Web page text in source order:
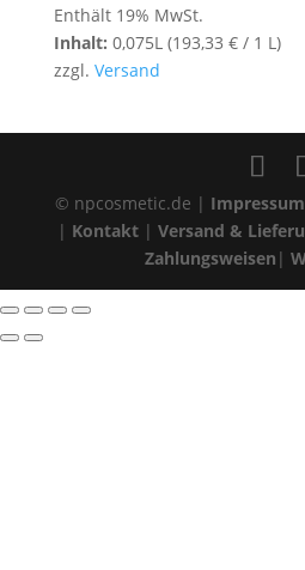
Enthält 19% MwSt.
Inhalt: 0,075L (193,33 €/ 1 L)
zzgl. Versand
© npcosmetic.de | Impressum
| Kontakt| Versand &
Zahlungsweisen |